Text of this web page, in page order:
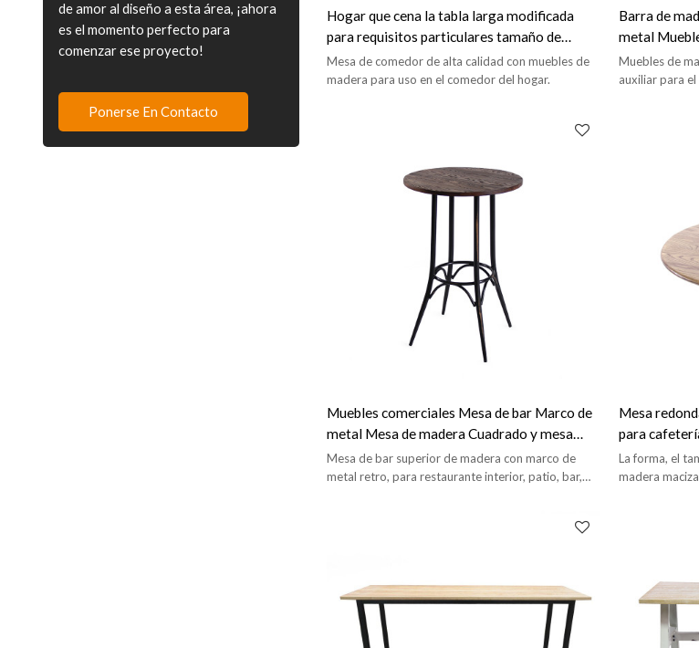
de amor al diseño a esta área, ¡ahora
es el momento perfecto para
comenzar ese proyecto!
Ponerse En Contacto
Hogar que cena la tabla larga modificada
para requisitos particulares tamaño de
madera de la tabla para el estilo del vintage
del comedor
Mesa de comedor de alta calidad con muebles de
madera para uso en el comedor del hogar.
Barra de
metal
lateral
Muebles de
auxiliar para el
Muebles comerciales Mesa de bar Marco de
metal Mesa de madera Cuadrado y mesa
redonda
Mesa de bar superior de madera con marco de
metal retro, para restaurante interior, patio, bar,
Mesa
para
madera,
La forma, el
madera